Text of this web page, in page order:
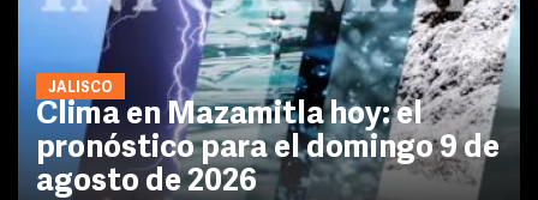
JALISCO
Clima en Mazamitla hoy: el
pronóstico para el domingo 9 de
agosto de 2026